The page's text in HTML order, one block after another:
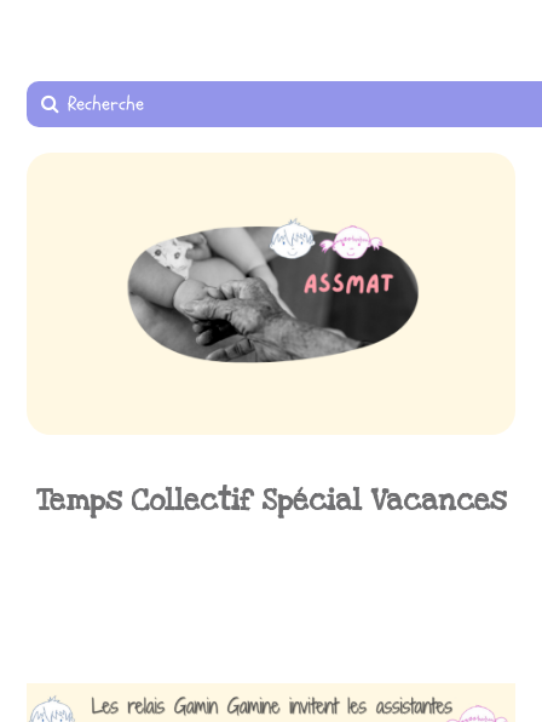
Temps Collectif Spécial Vacances